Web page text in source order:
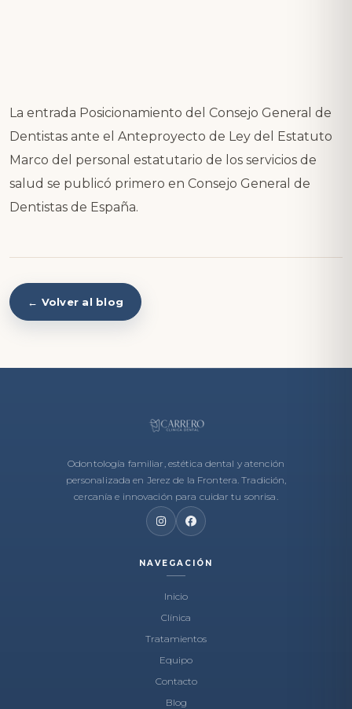
La entrada Posicionamiento del Consejo General de
Dentistas ante el Anteproyecto de Ley del Estatuto
Marco del personal estatutario de los servicios de
salud se publicó primero en Consejo General de
Dentistas de España.
← Volver al blog
Odontología familiar, estética dental y atención
personalizada en Jerez de la Frontera. Tradición,
cercanía e innovación para cuidar tu sonrisa.
NAVEGACIÓN
Inicio
Clínica
Tratamientos
Equipo
Contacto
Blog